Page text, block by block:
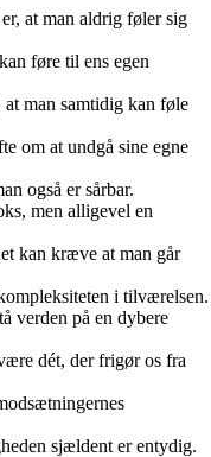
at man aldrig føler sig
føre til ens egen
man samtidig kan føle
om at undgå sine egne
også er sårbar.
men alligevel en
kan kræve at man går
i tilværelsen.
verden på en dybere
dét, der frigør os fra
sjældent er entydig.